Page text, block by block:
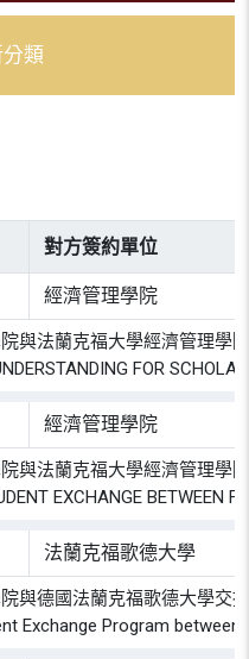
類
對方簽約單位
經濟管理學院
與法蘭克福大學經濟管理學
FOR
經濟管理學院
與法蘭克福大學經濟管理學
EXCHANGE BETWEEN
法蘭克福歌德大學
與德國法蘭克福歌德大學交
Exchange Program